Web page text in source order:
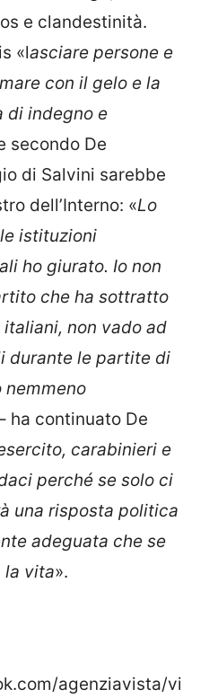
e clandestinità.
«lasciare persone e
con il gelo e la
di indegno e
secondo De
di Salvini sarebbe
dell’Interno: «Lo
istituzioni
ho giurato. Io non
che ha sottratto
non vado ad
durante le partite di
nemmeno
ha continuato De
carabinieri e
perché se solo ci
una risposta politica
adeguata che se
la vita».
agenziavista/vi